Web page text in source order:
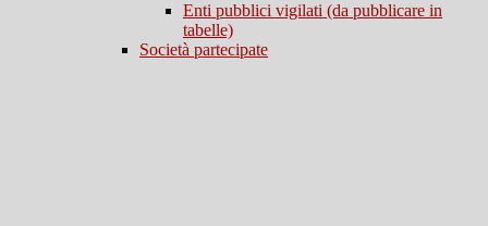
Enti pubblici vigilati (da pubblicare in
tabelle)
Società partecipate